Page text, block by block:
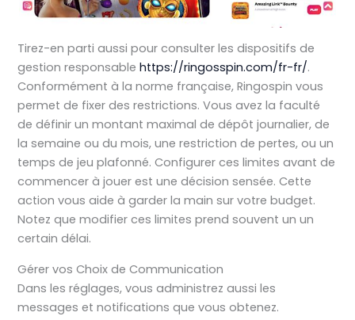
Tirez-en parti aussi pour consulter les dispositifs de
gestion responsablehttps://ringosspin.com/fr-fr/.
Conformément à la norme française, Ringospin vous
permet de fixer des restrictions. Vous avez la faculté
de définir un montant maximal de dépôt journalier, de
la semaine ou du mois, une restriction de pertes, ou un
temps de jeu plafonné. Configurer ces limites avant de
commencer à jouer est une décision sensée. Cette
action vous aide à garder la main sur votre budget.
Notez que modifier ces limites prend souvent un un
certain délai.
Gérer vos Choix de Communication
Dans les réglages, vous administrez aussi les
messages et notifications que vous obtenez.